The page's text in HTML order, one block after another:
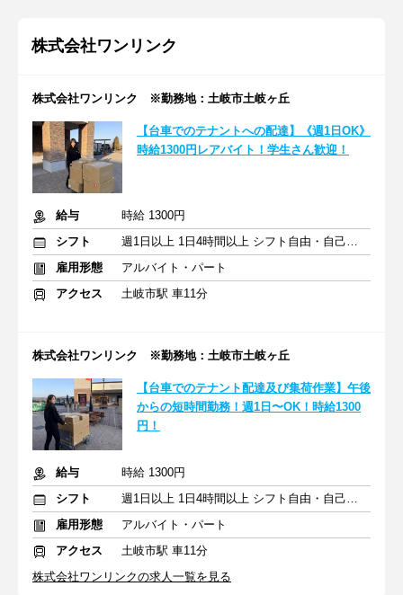
株式会社ワンリンク
株式会社ワンリンク ※勤務地：土岐市土岐ヶ丘
【台車でのテナントへの配達】《週1日OK》
時給1300円レアバイト！学生さん歓迎！
給与
時給 1300円
シフト
週1日以上 1日4時間以上 シフト自由・自己申告
雇用形態
アルバイト・パート
アクセス
土岐市駅 車11分
株式会社ワンリンク ※勤務地：土岐市土岐ヶ丘
【台車でのテナント配達及び集荷作業】午後
からの短時間勤務！週1日〜OK！時給1300
円！
給与
時給 1300円
シフト
週1日以上 1日4時間以上 シフト自由・自己申告
雇用形態
アルバイト・パート
アクセス
土岐市駅 車11分
株式会社ワンリンクの求人一覧を見る